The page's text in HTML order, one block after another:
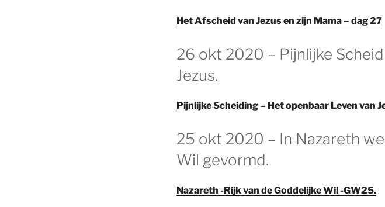
Het Afscheid van Jezus en zijn Mama – dag 27
OP
26 okt 2020 – Pijnlijke
Jezus.
Pijnlijke Scheiding – Het openbaar Leven van
GEPLAATST
OP
25 okt 2020 – In Nazareth
Wil gevormd.
Nazareth -Rijk van de Goddelijke Wil -GW25.